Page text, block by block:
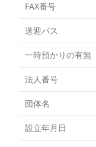
FAX番号
送迎バス
一時預かりの有無
法人番号
団体名
設立年月日